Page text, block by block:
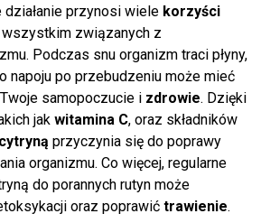
przynosi wiele korzyści
związanych z
Podczas snu organizm traci płyny,
napoju po przebudzeniu może mieć
samopoczucie i zdrowie. Dzięki
jak witamina C, oraz składników
przyczynia się do poprawy
organizmu. Co więcej, regularne
do porannych rutyn może
oraz poprawić trawienie.